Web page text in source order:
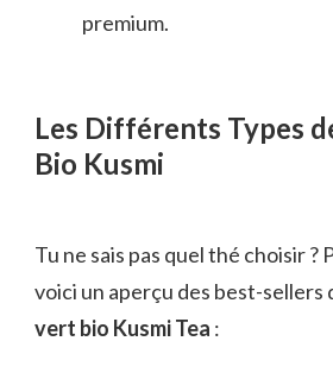
premium.
Les Différents Types
Bio Kusmi
Tu ne sais pas quel thé choisir ?
voici un aperçu des best-sellers
vert bio Kusmi Tea :